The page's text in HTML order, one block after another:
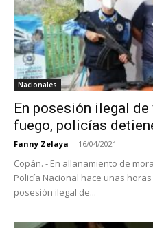
Nacionales
En posesión ilegal
fuego, policías
Fanny Zelaya - 16/04/2021
Copán. - En allanamiento de
Policía Nacional hace unas
posesión ilegal de...